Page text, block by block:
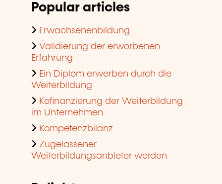
Popular articles
Erwachsenenbildung
Validierung der erworbenen
Erfahrung
Ein Diplom erwerben durch die
Weiterbildung
Kofinanzierung der Weiterbildung
im Unternehmen
Kompetenzbilanz
Zugelassener
Weiterbildungsanbieter werden